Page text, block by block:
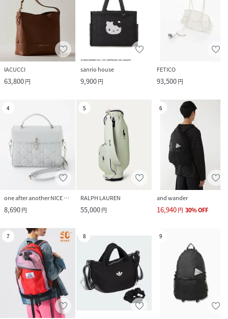
IACUCCI
63,800円
sanrio house
9,900円
FETICO
93,500円
4
one after another NICE CLAUP
8,690円
5
RALPH LAUREN
55,000円
6
and wander
16,940円 30%OFF
7 8 9